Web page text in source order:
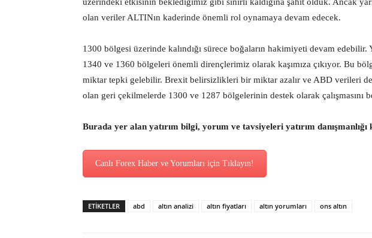
olan veriler ALTINın kaderinde önemli rol oynamaya devam edecek.
1300 bölgesi üzerinde kalındığı sürece boğaların hakimiyeti devam
1340 ve 1360 bölgeleri önemli dirençlerimiz olarak kaşımıza çıkıyor. Bu
miktar tepki gelebilir. Brexit belirsizlikleri bir miktar azalır ve ABD verileri
olan geri çekilmelerde 1300 ve 1287 bölgelerinin destek olarak çalışmasını
Burada yer alan yatırım bilgi, yorum ve tavsiyeleri yatırım danışmanlığı
Canlı Forex Haber ve Yorumları için Tıklayın!
ETİKETLER abd altın analizi altın fiyatları altın yorumları ons altın